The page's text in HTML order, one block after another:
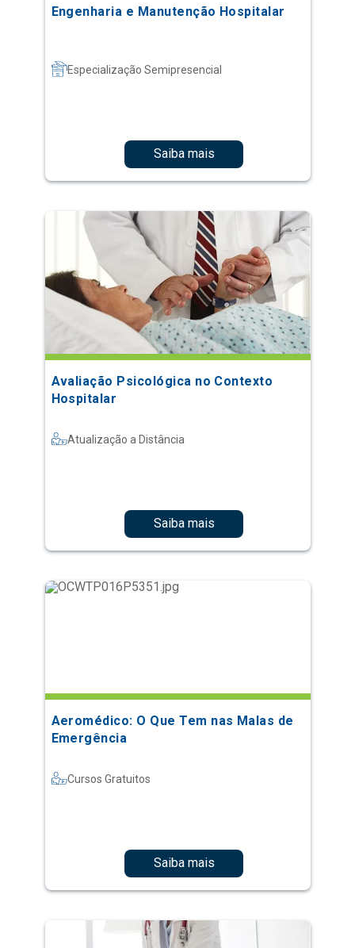
Engenharia e Manutenção Hospitalar
Especialização Semipresencial
Saiba mais
Avaliação Psicológica no Contexto
Hospitalar
Atualização a Distância
Saiba mais
Aeromédico: O Que Tem nas Malas de
Emergência
Cursos Gratuitos
Saiba mais